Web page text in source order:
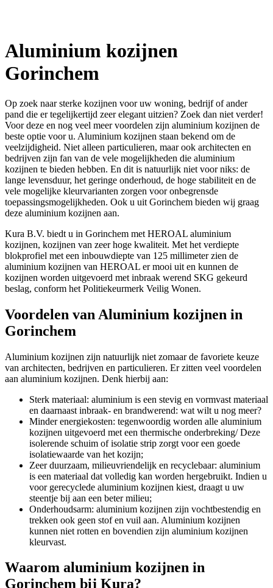
Aluminium kozijnen
Gorinchem
Op zoek naar sterke kozijnen voor uw woning, bedrijf of ander
pand die er tegelijkertijd zeer elegant uitzien? Zoek dan niet verder!
Voor deze en nog veel meer voordelen zijn aluminium kozijnen de
beste optie voor u. Aluminium kozijnen staan bekend om de
veelzijdigheid. Niet alleen particulieren, maar ook architecten en
bedrijven zijn fan van de vele mogelijkheden die aluminium
kozijnen te bieden hebben. En dit is natuurlijk niet voor niks: de
lange levensduur, het geringe onderhoud, de hoge stabiliteit en de
vele mogelijke kleurvarianten zorgen voor onbegrensde
toepassingsmogelijkheden. Ook u uit Gorinchem bieden wij graag
deze aluminium kozijnen aan.
Kura B.V. biedt u in Gorinchem met HEROAL aluminium
kozijnen, kozijnen van zeer hoge kwaliteit. Met het verdiepte
blokprofiel met een inbouwdiepte van 125 millimeter zien de
aluminium kozijnen van HEROAL er mooi uit en kunnen de
kozijnen worden uitgevoerd met inbraak werend SKG gekeurd
beslag, conform het Politiekeurmerk Veilig Wonen.
Voordelen van Aluminium kozijnen in
Gorinchem
Aluminium kozijnen zijn natuurlijk niet zomaar de favoriete keuze
van architecten, bedrijven en particulieren. Er zitten veel voordelen
aan aluminium kozijnen. Denk hierbij aan:
Sterk materiaal: aluminium is een stevig en vormvast materiaal
en daarnaast inbraak- en brandwerend: wat wilt u nog meer?
Minder energiekosten: tegenwoordig worden alle aluminium
kozijnen uitgevoerd met een thermische onderbreking/ Deze
isolerende schuim of isolatie strip zorgt voor een goede
isolatiewaarde van het kozijn;
Zeer duurzaam, milieuvriendelijk en recyclebaar: aluminium
is een materiaal dat volledig kan worden hergebruikt. Indien u
voor gerecyclede aluminium kozijnen kiest, draagt u uw
steentje bij aan een beter milieu;
Onderhoudsarm: aluminium kozijnen zijn vochtbestendig en
trekken ook geen stof en vuil aan. Aluminium kozijnen
kunnen niet rotten en bovendien zijn aluminium kozijnen
kleurvast.
Waarom aluminium kozijnen in
Gorinchem bij Kura?